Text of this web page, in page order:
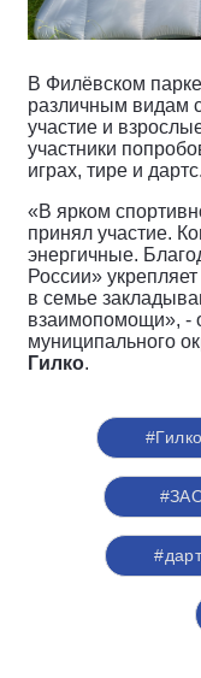
В Филёвском
различным видам
участие и
участники
играх, тире и дартс.
«В ярком спортивн
принял участие.
энергичные.
России»
в семье
взаимопомощи», -
муниципального
Гилко.
#Гилко